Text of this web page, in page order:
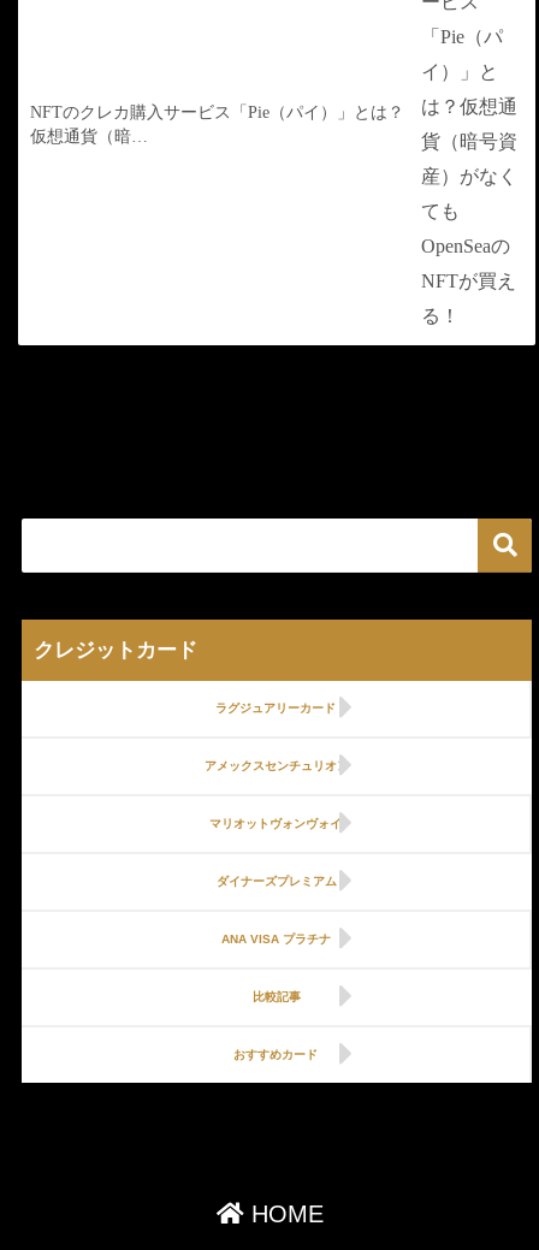
NFTのクレカ購入サービス「Pie（パイ）」とは？
仮想通貨（暗…
クレジットカード
ラグジュアリーカード
アメックスセンチュリオン
マリオットヴォンヴォイ
ダイナーズプレミアム
ANA VISA プラチナ
比較記事
おすすめカード
HOME